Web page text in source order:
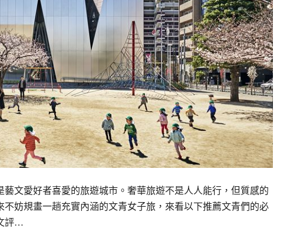
文愛好者喜愛的旅遊城市。奢華旅遊不是人人能行，但質感的
妨規畫一趟充實內涵的文青女子旅，來看以下推薦文青們的必
評…